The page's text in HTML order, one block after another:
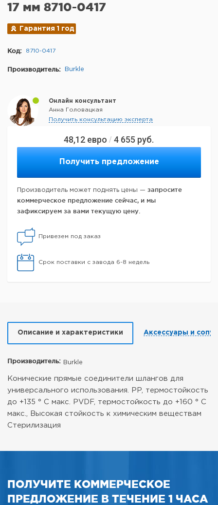
48,12 евро / 4 655 руб.
Получить предложение
Производитель может поднять цены — запросите
коммерческое предложение сейчас, и мы
зафиксируем за вами текущую цену.
Привезем под заказ
Срок поставки с завода 6-8 недель
17 мм 8710-0417
Гарантия 1 год
Код: 8710-0417
Производитель: Burkle
Онлайн консультант
Анна Головацкая
Получить консультацию эксперта
Описание и характеристики Аксессуары и
Производитель: Burkle
Конические прямые соединители шлангов для
универсального использования.
PP, термостойкость
до +135 ° C макс.
PVDF, термостойкость до +160 ° C
макс., Высокая стойкость к химическим веществам
Стерилизация
ПОЛУЧИТЕ КОММЕРЧЕСКОЕ
ПРЕДЛОЖЕНИЕ В ТЕЧЕНИЕ 1 ЧАСА